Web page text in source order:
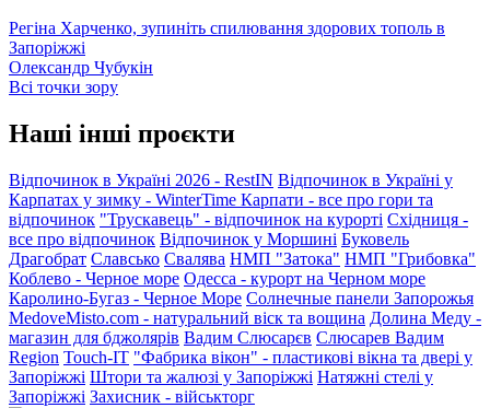
Регіна Харченко, зупиніть спилювання здорових тополь в
Запоріжжі
Олександр Чубукін
Всі точки зору
Наші інші проєкти
Відпочинок в Україні 2026 - RestIN Відпочинок в Україні у
Карпатах у зимку - WinterTime Карпати - все про гори та
відпочинок "Трускавець" - відпочинок на курорті Східниця -
все про відпочинок Відпочинок у Моршині Буковель
Драгобрат Славсько Свалява НМП "Затока" НМП "Грибовка"
Коблево - Черное море Одесса - курорт на Черном море
Каролино-Бугаз - Черное Море Солнечные панели Запорожья
MedoveMisto.com - натуральний віск та вощина Долина Меду -
магазин для бджолярів Вадим Слюсарєв Слюсарев Вадим
Region Touch-IT "Фабрика вікон" - пластикові вікна та двері у
Запоріжжі Штори та жалюзі у Запоріжжі Натяжні стелі у
Запоріжжі Захисник - військторг